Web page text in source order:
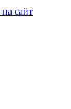
на сайт